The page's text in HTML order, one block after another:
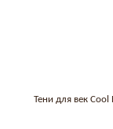
Тени для век